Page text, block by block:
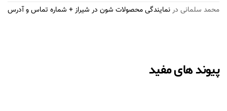
محمد سلمانی درنمایندگی محصولات شون در شیراز + شماره تماس و آدرس
پیوند های مفید